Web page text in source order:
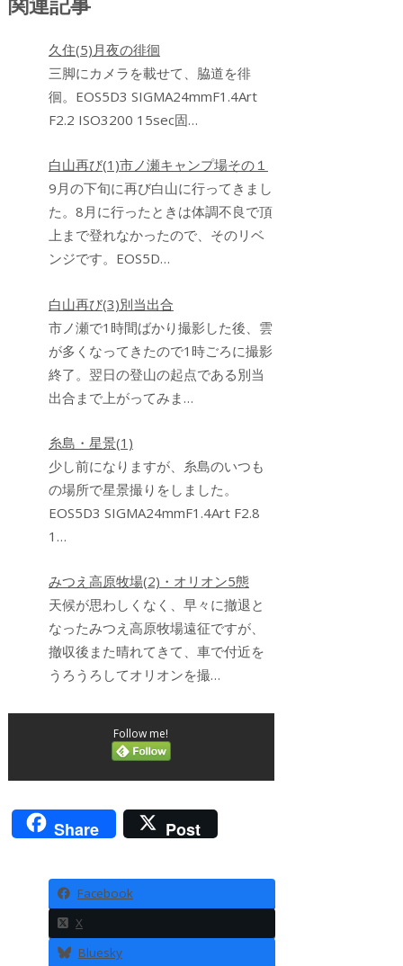
久住(5)月夜の徘徊
三脚にカメラを載せて、脇道を徘
徊。EOS5D3 SIGMA24mmF1.4Art
F2.2 ISO3200 15sec固…
白山再び(1)市ノ瀬キャンプ場その１
9月の下旬に再び白山に行ってきまし
た。8月に行ったときは体調不良で頂
上まで登れなかったので、そのリベ
ンジです。EOS5D…
白山再び(3)別当出合
市ノ瀬で1時間ばかり撮影した後、雲
が多くなってきたので1時ごろに撮影
終了。翌日の登山の起点である別当
出合まで上がってみま…
糸島・星景(1)
少し前になりますが、糸島のいつも
の場所で星景撮りをしました。
EOS5D3 SIGMA24mmF1.4Art F2.8
1…
みつえ高原牧場(2)・オリオン5態
天候が思わしくなく、早々に撤退と
なったみつえ高原牧場遠征ですが、
撤収後また晴れてきて、車で付近を
うろうろしてオリオンを撮…
Follow me!
Share Post
Facebook
X
Bluesky